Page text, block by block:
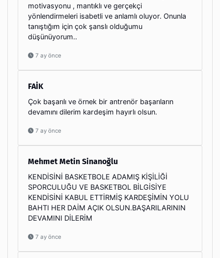
motivasyonu , mantıklı ve gerçekçi
yönlendirmeleri isabetli ve anlamlı oluyor. Onunla
tanıştığım için çok şanslı olduğumu
düşünüyorum..
7 ay önce
FAİK
Çok başarılı ve örnek bir antrenör başarıların
devamını dilerim kardeşim hayırlı olsun.
7 ay önce
Mehmet Metin Sinanoğlu
KENDİSİNİ BASKETBOLE ADAMIŞ KİŞİLİĞİ
SPORCULUĞU VE BASKETBOL BİLGİSİYE
KENDİSİNİ KABUL ETTİRMİŞ KARDEŞİMİN YOLU
BAHTI HER DAİM AÇIK OLSUN.BAŞARILARININ
DEVAMINI DİLERİM
7 ay önce